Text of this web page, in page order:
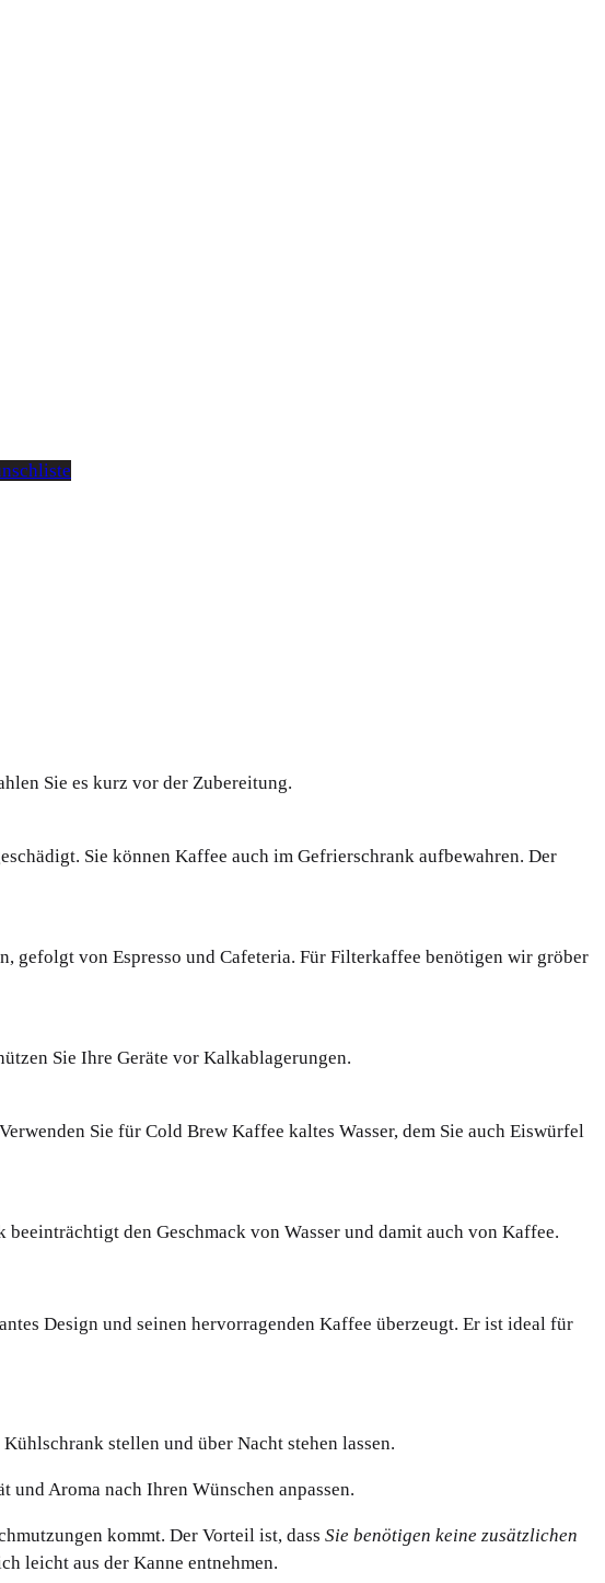
Sie es kurz vor der Zubereitung.
Sie können Kaffee auch im Gefrierschrank aufbewahren. Der
gefolgt von Espresso und Cafeteria. Für Filterkaffee benötigen wir gröber
Sie Ihre Geräte vor Kalkablagerungen.
Sie für Cold Brew Kaffee kaltes Wasser, dem Sie auch Eiswürfel
den Geschmack von Wasser und damit auch von Kaffee.
Design und seinen hervorragenden Kaffee überzeugt. Er ist ideal für
stellen und über Nacht stehen lassen.
Aroma nach Ihren Wünschen anpassen.
kommt. Der Vorteil ist, dass Sie benötigen keine zusätzlichen
leicht aus der Kanne entnehmen.